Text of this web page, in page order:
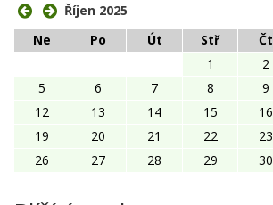
Říjen 2025
Ne
Po Út Stř Čt
1
2
5
6 7 8 9
12
13 14 15 16
19
20 21 22 23
26
27 28 29 30